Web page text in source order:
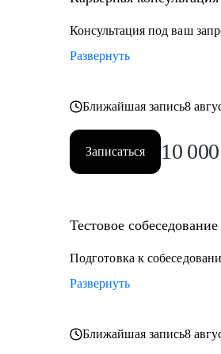
Консультация под ваш
Развернуть
Ближайшая запись8
Записаться 10 000
Тестовое
Подготовка к
Развернуть
Ближайшая запись8